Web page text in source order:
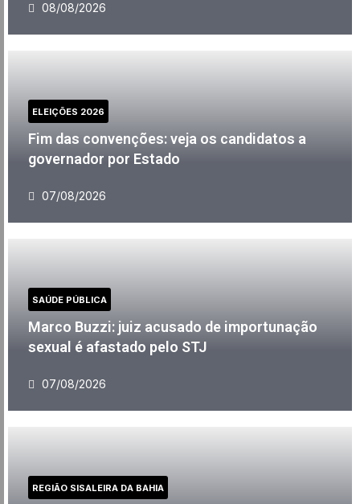
08/08/2026
ELEIÇÕES 2026
Fim das convenções: veja os candidatos a
governador por Estado
07/08/2026
SAÚDE PÚBLICA
Marco Buzzi: juiz acusado de importunação
sexual é afastado pelo STJ
07/08/2026
REGIÃO SISALEIRA DA BAHIA